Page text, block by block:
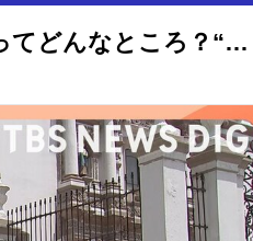
サッカー日本代表の合宿地・メキシコのモンテレイってどんなところ？“へよこそう”？街中には日本語も【Nスタ解説】